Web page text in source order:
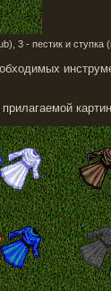
3 - пестик и ступка